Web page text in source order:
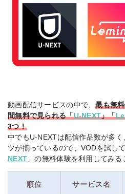
動画配信サービスの中で、最も無
間無料で見られる「U-NEXT」「
3つ！
中でもU-NEXTは配信作品数が多
ツが揃っているので、VODを試し
NEXT 」の無料体験を利用してみる
順位 サービス名